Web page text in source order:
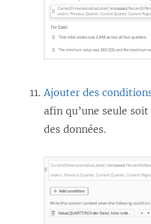
Ajouter des
afin qu’une seule
des données.